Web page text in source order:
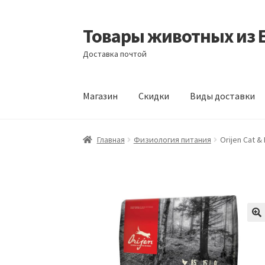
Перейти
к
навигации
Перейти
к
содержимому
Товары животных из
Доставка почтой
Магазин Скидки Виды доставки
Главная Виды доставки Заказать
Главная Физиология питания Orijen Cat &